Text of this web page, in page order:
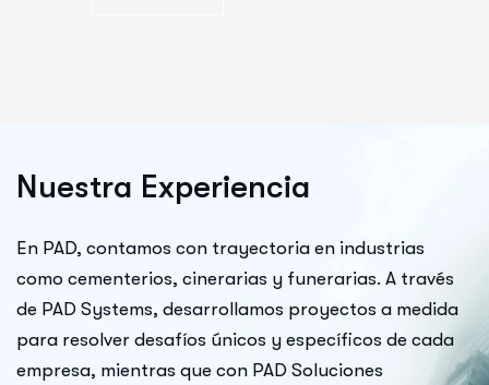
Nuestra Experiencia
En PAD, contamos con trayectoria en industrias
como cementerios, cinerarias y funerarias. A través
de PAD Systems, desarrollamos proyectos a medida
para resolver desafíos únicos y específicos de cada
empresa, mientras que con PAD Soluciones